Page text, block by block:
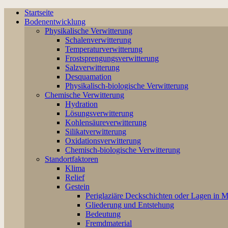
Startseite
Bodenentwicklung
Physikalische Verwitterung
Schalenverwitterung
Temperaturverwitterung
Frostsprengungsverwitterung
Salzverwitterung
Desquamation
Physikalisch-biologische Verwitterung
Chemische Verwitterung
Hydration
Lösungsverwitterung
Kohlensäureverwitterung
Silikatverwitterung
Oxidationsverwitterung
Chemisch-biologische Verwitterung
Standortfaktoren
Klima
Relief
Gestein
Periglaziäre Deckschichten oder Lagen in
Gliederung und Entstehung
Bedeutung
Fremdmaterial